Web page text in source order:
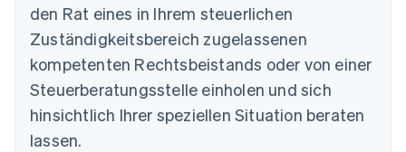
den Rat eines in Ihrem steuerlichen
Zuständigkeitsbereich zugelassenen
kompetenten Rechtsbeistands oder von einer
Steuerberatungsstelle einholen und sich
hinsichtlich Ihrer speziellen Situation beraten
lassen.
Dänemark
Deutschland
DeutschEnglish
Estland
English
Festlandchina
简体中文